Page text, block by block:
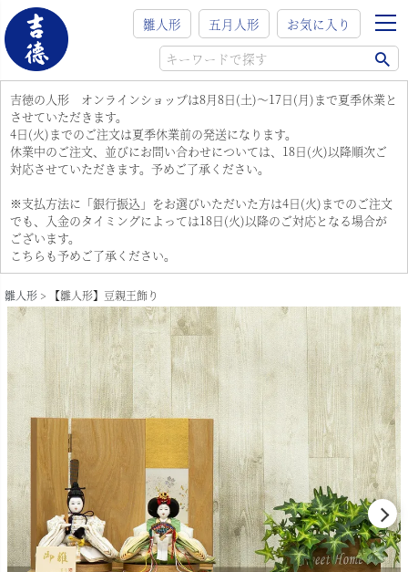
雛人形 五月人形 お気に入り
吉徳の人形 オンラインショップは8月8日(土)～17日(月)まで夏季休業と
させていただきます。
4日(火)までのご注文は夏季休業前の発送になります。
休業中のご注文、並びにお問い合わせについては、18日(火)以降順次ご
対応させていただきます。予めご了承ください。
※支払方法に「銀行振込」をお選びいただいた方は4日(火)までのご注文
でも、入金のタイミングによっては18日(火)以降のご対応となる場合が
ございます。
こちらも予めご了承ください。
雛人形 【雛人形】豆親王飾り